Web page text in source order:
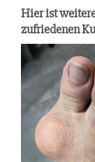
Hier ist
zufriedenen